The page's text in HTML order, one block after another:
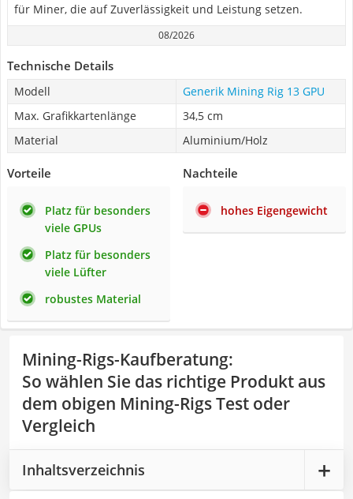
für Miner, die auf Zuverlässigkeit und Leistung setzen.
08/2026
Technische Details
Modell
Generik Mining Rig 13 GPU
Max. Grafikkartenlänge
34,5 cm
Material
Aluminium/Holz
Vorteile
Platz für besonders
viele GPUs
Platz für besonders
viele Lüfter
robustes Material
Nachteile
hohes Eigengewicht
Mining-Rigs-Kaufberatung:
So wählen Sie das richtige Produkt aus
dem obigen Mining-Rigs Test oder
Vergleich
Inhaltsverzeichnis